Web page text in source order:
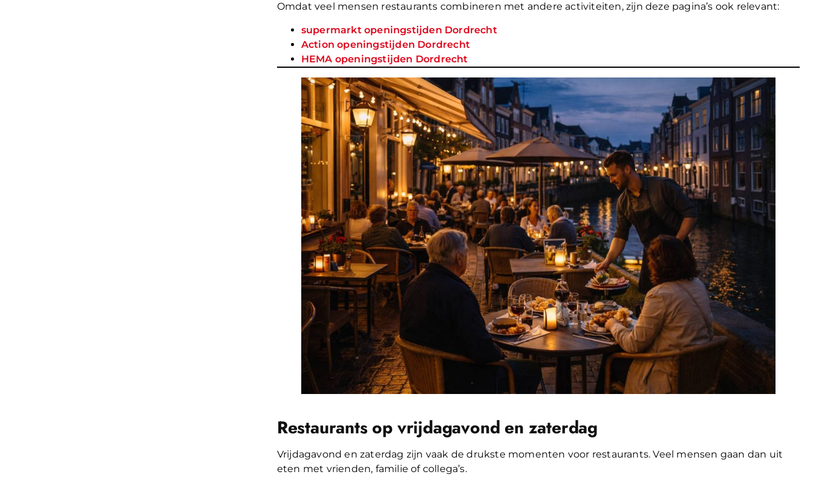
Omdat veel mensen restaurants combineren met andere activiteiten, zijn deze pagina’s ook relevant:
supermarkt openingstijden Dordrecht
Action openingstijden Dordrecht
HEMA openingstijden Dordrecht
Restaurants op vrijdagavond en zaterdag
Vrijdagavond en zaterdag zijn vaak de drukste momenten voor restaurants. Veel mensen gaan dan uit
eten met vrienden, familie of collega’s.